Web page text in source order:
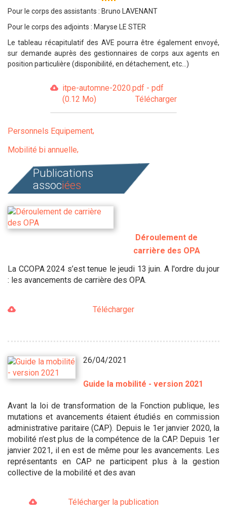
Pour le corps des assistants : Bruno LAVENANT
Pour le corps des adjoints : Maryse LE STER
Le tableau récapitulatif des AVE pourra être également envoyé,
sur demande auprès des gestionnaires de corps aux agents en
position particulière (disponibilité, en détachement, etc...)
itpe-automne-2020.pdf - pdf
(0.12 Mo)
Télécharger
Personnels Equipement
Mobilité bi annuelle
Publications
associées
Déroulement de
carrière des OPA
La CCOPA 2024 s’est tenue le jeudi 13 juin. A l'ordre du jour
: les avancements de carrière des OPA.
Télécharger
26/04/2021
Guide la mobilité - version 2021
Avant la loi de transformation de la Fonction publique, les
mutations et avancements étaient étudiés en commission
administrative paritaire (CAP). Depuis le 1er janvier 2020, la
mobilité n’est plus de la compétence de la CAP. Depuis 1er
janvier 2021, il en est de même pour les avancements. Les
représentants en CAP ne participent plus à la gestion
collective de la mobilité et des avan
Télécharger la publication